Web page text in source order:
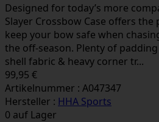
Designed for today’s more
Slayer Crossbow Case offers
keep your bow safe when
the off-season. Plenty of
shell fabric & heavy corner tr...
99,95 €
Artikelnummer : A047347
Hersteller : HHA Sports
0 auf Lager